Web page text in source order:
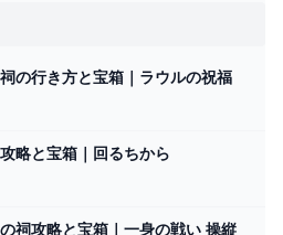
の行き方と宝箱｜ラウルの祝福
略と宝箱｜回るちから
祠攻略と宝箱｜一身の戦い 操縦